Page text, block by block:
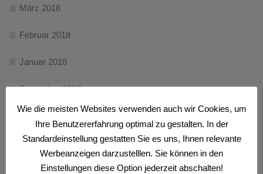
März 2018
Februar 2018
Januar 2018
Dezember 2017
Oktober 2017
März 2017
Wie die meisten Websites verwenden auch wir Cookies, um
Ihre Benutzererfahrung optimal zu gestalten. In der
Standardeinstellung gestatten Sie es uns, Ihnen relevante
Werbeanzeigen darzustelllen. Sie können in den
Einstellungen diese Option jederzeit abschalten!